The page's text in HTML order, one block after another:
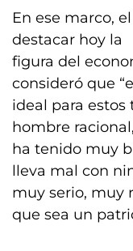
En ese marco,
destacar hoy la
figura del
consideró que
ideal para estos
hombre
ha tenido muy
lleva mal con
muy serio, muy
que sea un